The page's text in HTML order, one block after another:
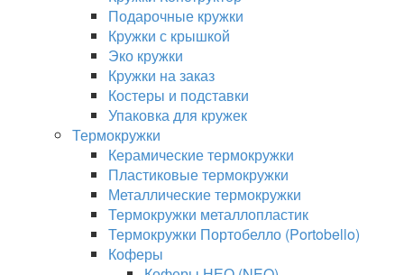
Подарочные кружки
Кружки с крышкой
Эко кружки
Кружки на заказ
Костеры и подставки
Упаковка для кружек
Термокружки
Керамические термокружки
Пластиковые термокружки
Металлические термокружки
Термокружки металлопластик
Термокружки Портобелло (Portobello)
Коферы